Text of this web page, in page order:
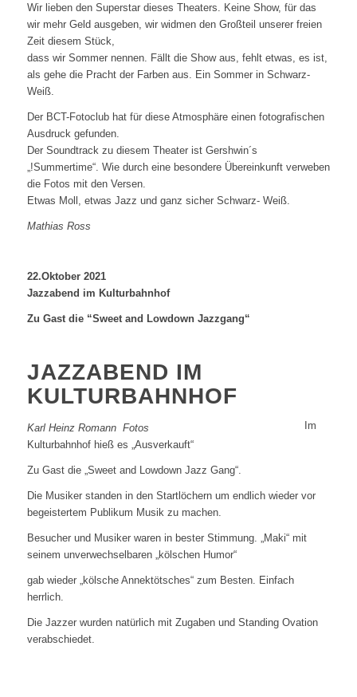
Wir lieben den Superstar dieses Theaters. Keine Show, für das
wir mehr Geld ausgeben, wir widmen den Großteil unserer freien
Zeit diesem Stück,
dass wir Sommer nennen. Fällt die Show aus, fehlt etwas, es ist,
als gehe die Pracht der Farben aus. Ein Sommer in Schwarz-
Weiß.
Der BCT-Fotoclub hat für diese Atmosphäre einen fotografischen
Ausdruck gefunden.
Der Soundtrack zu diesem Theater ist Gershwin´s
„!Summertime“. Wie durch eine besondere Übereinkunft verweben
die Fotos mit den Versen.
Etwas Moll, etwas Jazz und ganz sicher Schwarz- Weiß.
Mathias Ross
22.Oktober 2021
Jazzabend im Kulturbahnhof
Zu Gast die “Sweet and Lowdown Jazzgang“
JAZZABEND IM
KULTURBAHNHOF
Karl Heinz Romann Fotos
Im
Kulturbahnhof hieß es „Ausverkauft“
Zu Gast die „Sweet and Lowdown Jazz Gang“.
Die Musiker standen in den Startlöchern um endlich wieder vor
begeistertem Publikum Musik zu machen.
Besucher und Musiker waren in bester Stimmung. „Maki“ mit
seinem unverwechselbaren „kölschen Humor“
gab wieder „kölsche Annektötsches“ zum Besten. Einfach
herrlich.
Die Jazzer wurden natürlich mit Zugaben und Standing Ovation
verabschiedet.